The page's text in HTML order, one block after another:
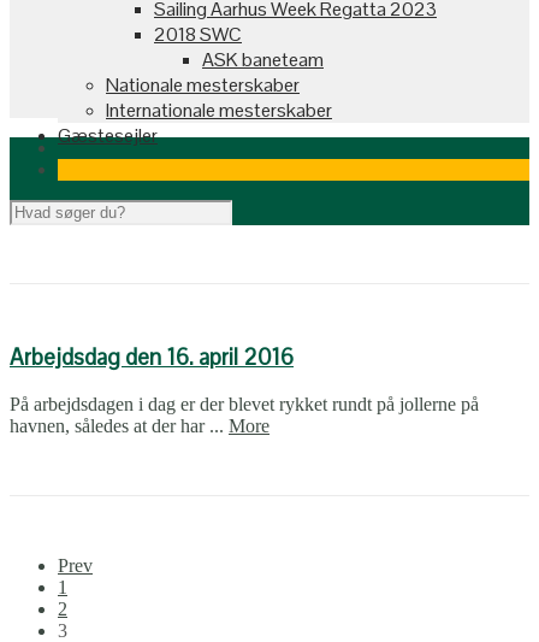
Sailing Aarhus Week Regatta 2023
2018 SWC
ASK baneteam
Nationale mesterskaber
Internationale mesterskaber
Gæstesejler
Arbejdsdag den 16. april 2016
På arbejdsdagen i dag er der blevet rykket rundt på jollerne på
havnen, således at der har ... More
Prev
1
2
3